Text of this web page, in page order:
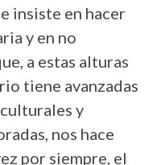
insiste en hacer
y en no
a estas alturas
tiene avanzadas
y
nos hace
por siempre, el